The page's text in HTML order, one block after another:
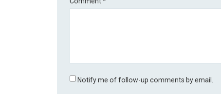
Notify me of follow-up comments by email.